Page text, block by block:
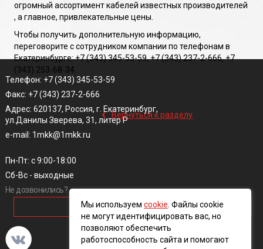
огромный ассортимент кабелей известных производителей
, а главное, привлекательные цены.
Чтобы получить дополнительную информацию,
переговорите с сотрудником компании по телефонам в
Екатеринбурге: +7 (343) 345-53-59, +7 (343) 237-2-666, +7
(343) 253-68-34.
‹ Вернуться к разделу
Телефон: +7 (343) 345-53-59
Факс: +7 (343) 237-2-666
Адрес: 620137, Россия, г. Екатеринбург,
ул.Данилы Зверева, 31, литер Р
e-mail: 1mkk@1mkk.ru
Пн-Пт: с 9:00-18:00
Сб-Вс - выходные
Не дозвонились?
ОБРАТНЫЙ ЗВОНОК
Мы используем cookie . Файлы cookie
не могут идентифицировать вас, но
позволяют обеспечить
работоспособность сайта и помогают